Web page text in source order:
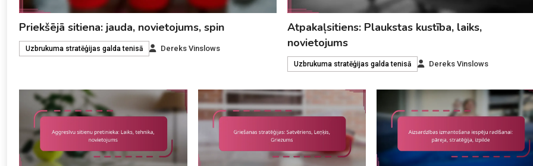
Priekšējā sitiena: jauda, novietojums, spin
Uzbrukuma stratēģijas galda tenisā Dereks Vinslows
Atpakaļsitiens: Plaukstas kustība, laiks,
novietojums
Uzbrukuma stratēģijas galda tenisā Dereks Vinslows